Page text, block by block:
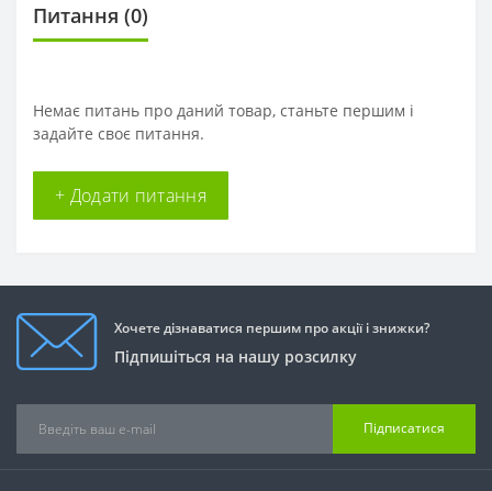
Питання (0)
Немає питань про даний товар, станьте першим і
задайте своє питання.
+ Додати питання
Хочете дізнаватися першим про акції і знижки?
Підпишіться на нашу розсилку
Підписатися